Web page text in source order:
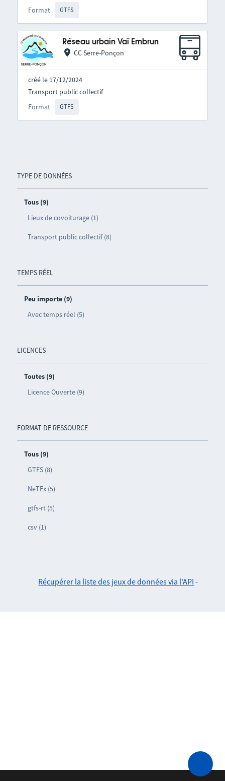
TYPE DE DONNÉES
Tous (9)
Lieux de covoiturage (1)
Transport public collectif (8)
TEMPS RÉEL
Peu importe (9)
Avec temps réel (5)
LICENCES
Toutes (9)
Licence Ouverte (9)
FORMAT DE RESSOURCE
Tous (9)
GTFS (8)
NeTEx (5)
gtfs-rt (5)
csv (1)
Format GTFS
Réseau urbain Vaï Embrun
CC Serre-Ponçon
créé le 17/12/2024
Format GTFS
Transport public collectif
Récupérer la liste des jeux de données via l'API -